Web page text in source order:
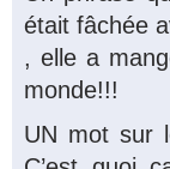
était fâchée
, elle a
monde!!!
UN mot sur